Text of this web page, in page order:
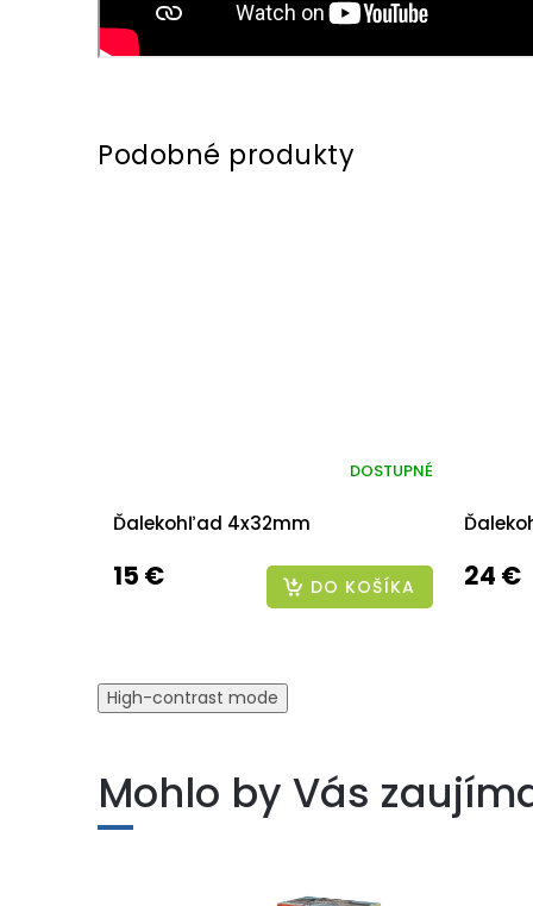
Ďalekohľad 4x32mm
DOSTUPNÉ
15 € DO KOŠÍKA 24 €
High-contrast mode
Mohlo by Vás